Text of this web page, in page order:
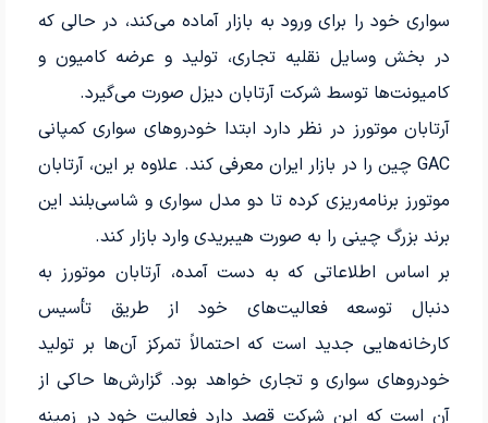
سواری خود را برای ورود به بازار آماده می‌کند، در حالی که
در بخش وسایل نقلیه تجاری، تولید و عرضه کامیون و
کامیونت‌ها توسط شرکت آرتابان دیزل صورت می‌گیرد.
آرتابان موتورز در نظر دارد ابتدا خودروهای سواری کمپانی
GAC چین را در بازار ایران معرفی کند. علاوه بر این، آرتابان
موتورز برنامه‌ریزی کرده تا دو مدل سواری و شاسی‌بلند این
برند بزرگ چینی را به صورت هیبریدی وارد بازار کند.
بر اساس اطلاعاتی که به دست آمده، آرتابان موتورز به
دنبال توسعه فعالیت‌های خود از طریق تأسیس
کارخانه‌هایی جدید است که احتمالاً تمرکز آن‌ها بر تولید
خودروهای سواری و تجاری خواهد بود. گزارش‌ها حاکی از
آن است که این شرکت قصد دارد فعالیت خود در زمینه